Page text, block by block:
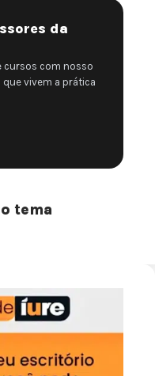
da
cursos com nosso
vivem a prática
tema